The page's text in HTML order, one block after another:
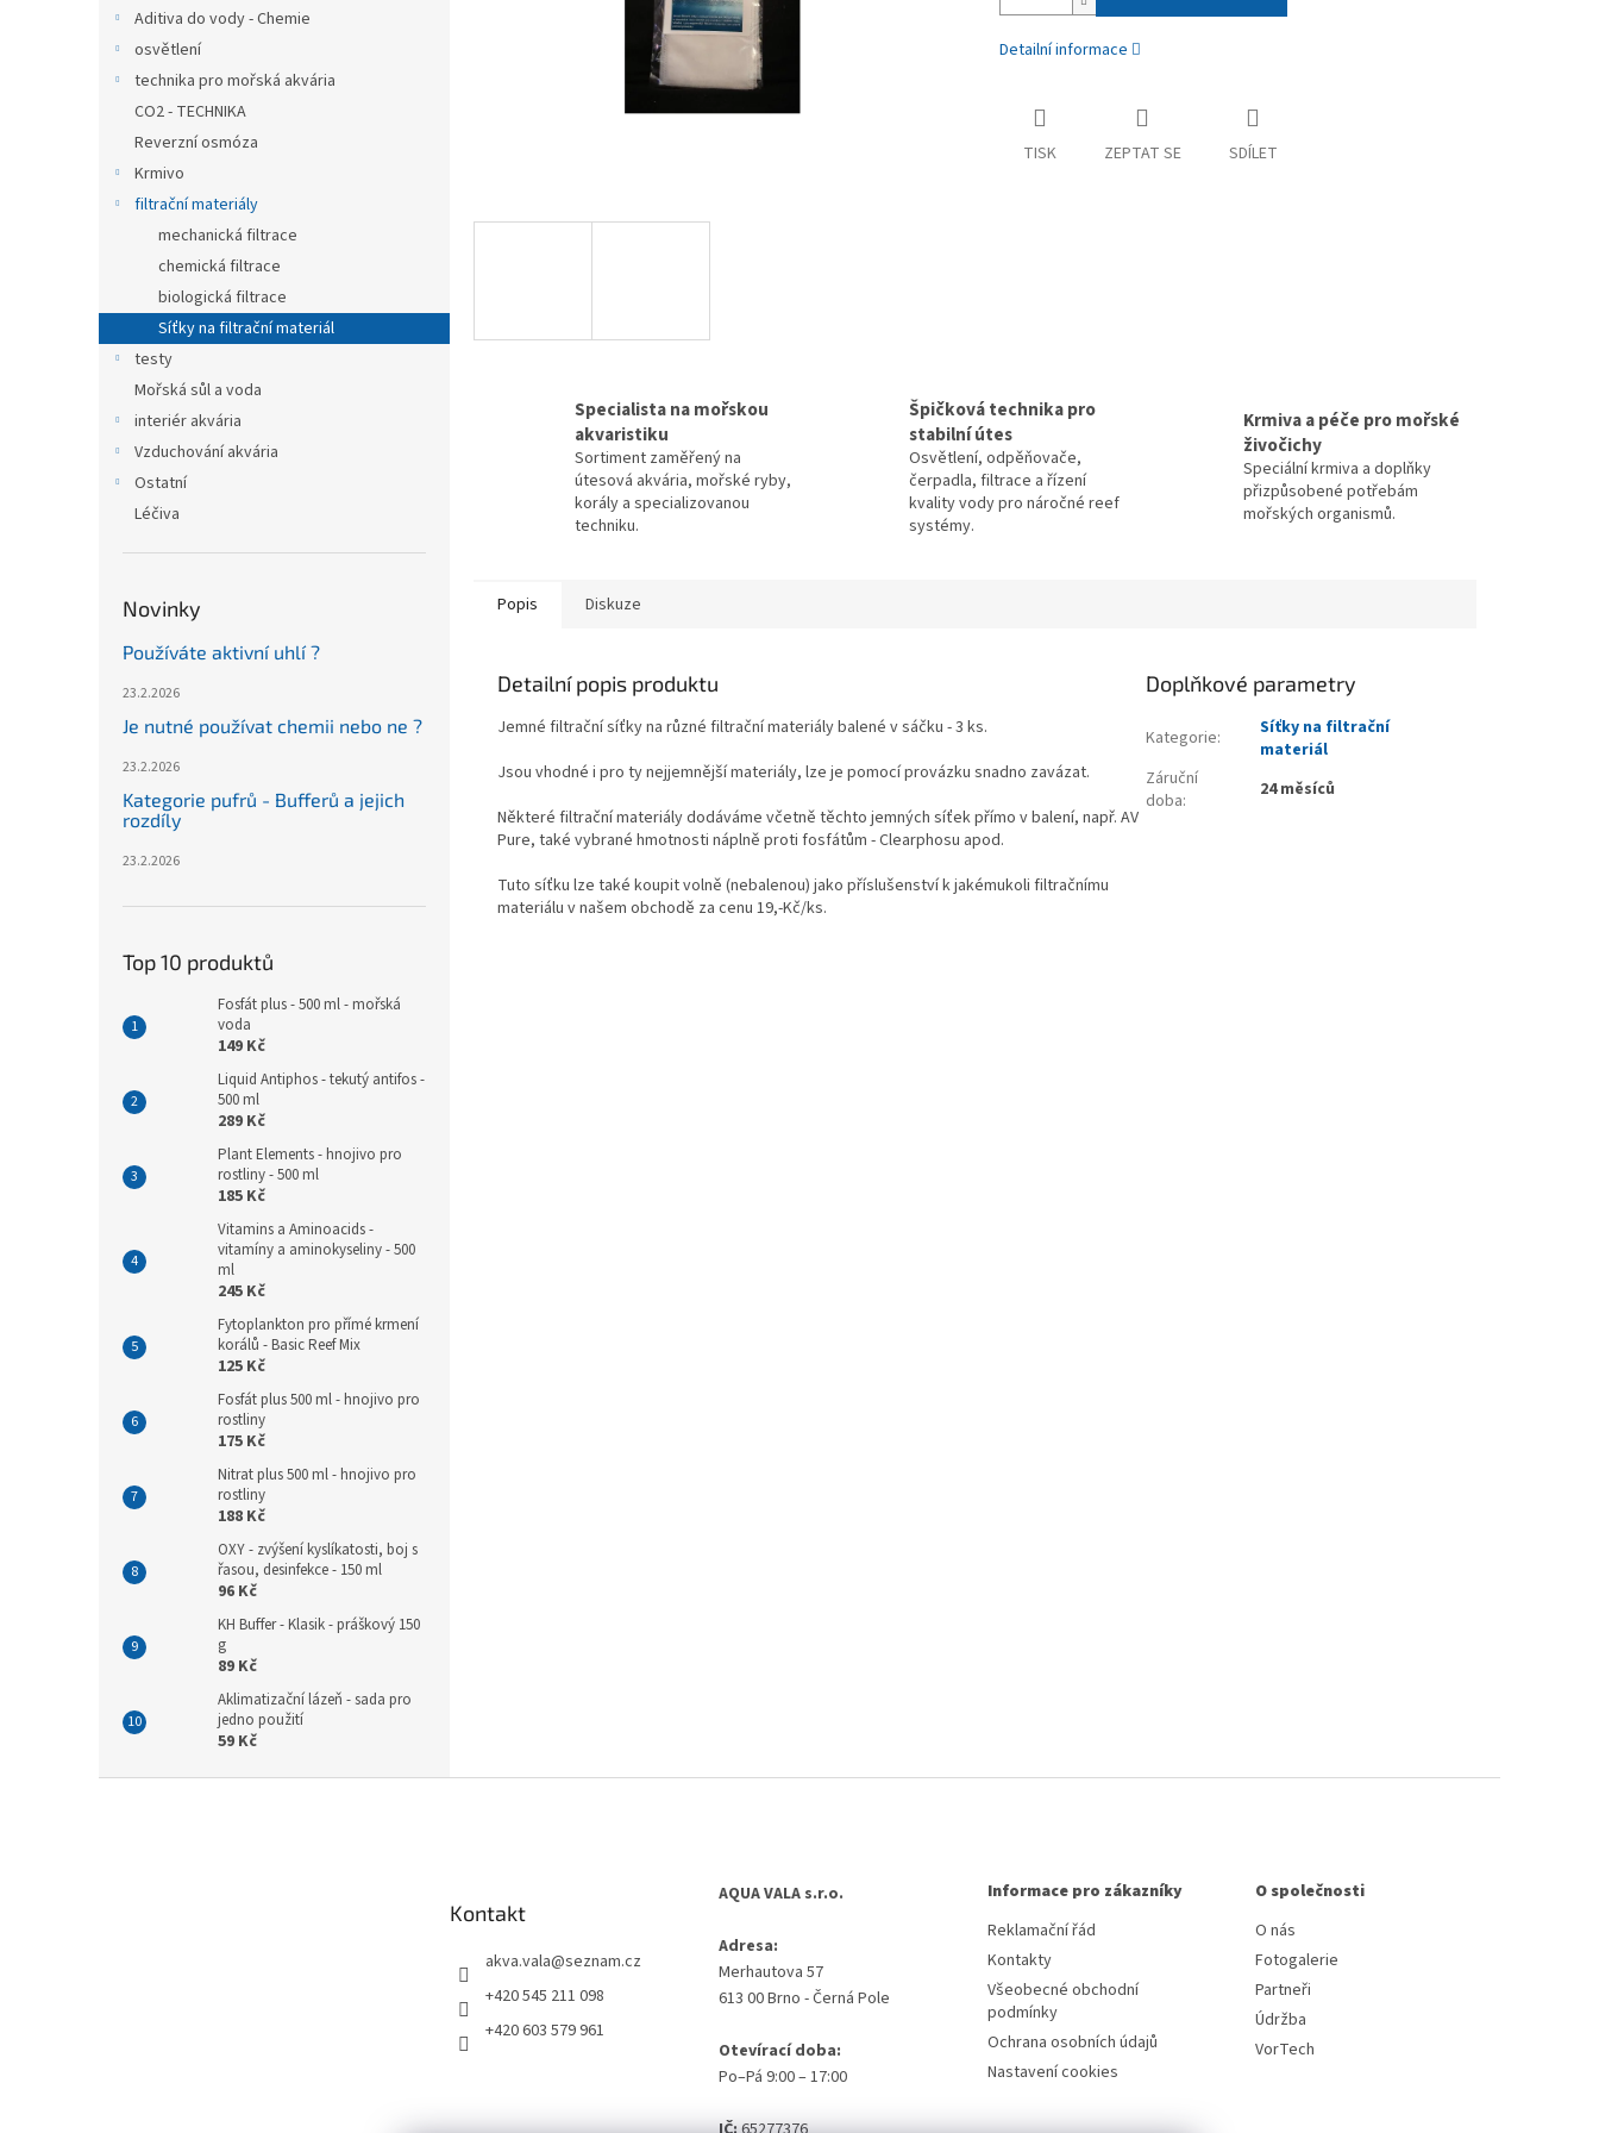
Aditiva do vody - Chemie
osvětlení
technika pro mořská akvária
CO2 - TECHNIKA
Reverzní osmóza
Krmivo
filtrační materiály
mechanická filtrace
chemická filtrace
biologická filtrace
Síťky na filtrační materiál
testy
Mořská sůl a voda
interiér akvária
Vzduchování akvária
Ostatní
Léčiva
Novinky
Používáte aktivní uhlí ?
23.2.2026
Je nutné používat chemii nebo ne ?
23.2.2026
Kategorie pufrů - Bufferů a jejich
rozdíly
23.2.2026
Top 10 produktů
Fosfát plus - 500 ml - mořská
voda
149 Kč
Liquid Antiphos - tekutý antifos -
500 ml
289 Kč
Plant Elements - hnojivo pro
rostliny - 500 ml
185 Kč
Vitamins a Aminoacids -
vitamíny a aminokyseliny - 500
ml
245 Kč
Fytoplankton pro přímé krmení
korálů - Basic Reef Mix
125 Kč
Fosfát plus 500 ml - hnojivo pro
rostliny
175 Kč
Nitrat plus 500 ml - hnojivo pro
rostliny
188 Kč
OXY - zvýšení kyslíkatosti, boj s
řasou, desinfekce - 150 ml
96 Kč
KH Buffer - Klasik - práškový 150
g
89 Kč
Aklimatizační lázeň - sada pro
jedno použití
59 Kč
Detailní informace
TISK ZEPTAT SE SDÍLET
Specialista na mořskou
akvaristiku
Sortiment zaměřený na
útesová akvária, mořské ryby,
korály a specializovanou
techniku.
Špičková technika pro
stabilní útes
Osvětlení, odpěňovače,
čerpadla, filtrace a řízení
kvality vody pro náročné reef
systémy.
Krmiva a péče pro mořské
živočichy
Speciální krmiva a doplňky
přizpůsobené potřebám
mořských organismů.
Popis Diskuze
Detailní popis produktu
Jemné filtrační síťky na různé filtrační materiály balené v sáčku - 3 ks.
Jsou vhodné i pro ty nejjemnější materiály, lze je pomocí provázku snadno zavázat.
Některé filtrační materiály dodáváme včetně těchto jemných síťek přímo v balení, např. AV
Pure, také vybrané hmotnosti náplně proti fosfátům - Clearphosu apod.
Tuto síťku lze také koupit volně (nebalenou) jako příslušenství k jakémukoli filtračnímu
materiálu v našem obchodě za cenu 19,-Kč/ks.
Doplňkové parametry
Kategorie:
Síťky na filtrační
materiál
Záruční
doba: 24 měsíců
Kontakt
akva.vala@seznam.cz
+420 545 211 098
+420 603 579 961
AQUA VALA s.r.o.
Adresa:
Merhautova 57
613 00 Brno - Černá Pole
Otevírací doba:
Po–Pá 9:00 – 17:00
Informace pro zákazníky
Reklamační řád
Kontakty
Všeobecné obchodní
podmínky
Ochrana osobních údajů
Nastavení cookies
O společnosti
O nás
Fotogalerie
Partneři
Údržba
VorTech